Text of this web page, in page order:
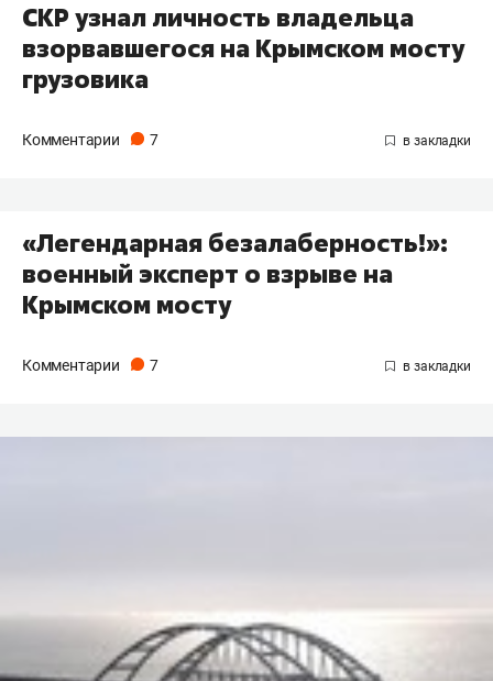
СКР узнал личность владельца
взорвавшегося на Крымском мосту
грузовика
Комментарии 7
«Легендарная безалаберность!»:
военный эксперт о взрыве на
Крымском мосту
Комментарии 7